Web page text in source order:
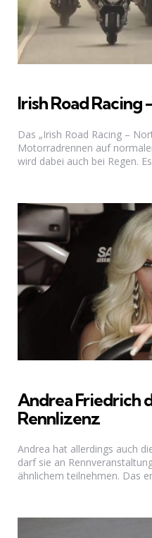
Irish Road
Das „Irish Road Racing –
Motorradrennen auf
wird dabei auch bei Regen.
Andrea Friedrich
Rennlizenz
Andrea hat allerdings auch
darf sie an
ähnlichem teilnehmen. Das